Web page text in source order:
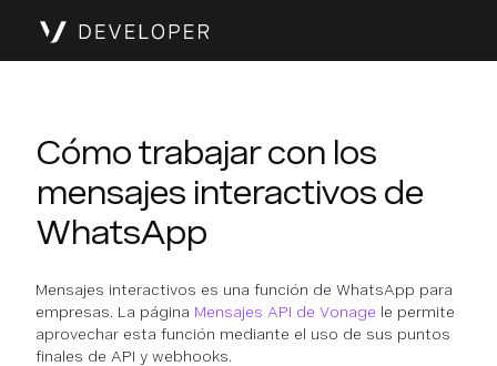
Cómo trabajar con los
mensajes interactivos de
WhatsApp
Mensajes interactivos es una función de WhatsApp para
empresas. La página Mensajes API de Vonage le permite
aprovechar esta función mediante el uso de sus puntos
finales de API y webhooks.